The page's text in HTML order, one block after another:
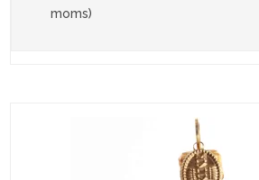
moms)